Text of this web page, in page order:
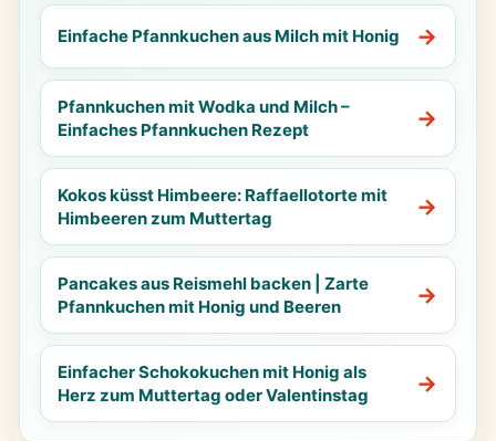
Einfache Pfannkuchen aus Milch mit Honig
Pfannkuchen mit Wodka und Milch –
Einfaches Pfannkuchen Rezept
Kokos küsst Himbeere: Raffaellotorte mit
Himbeeren zum Muttertag
Pancakes aus Reismehl backen | Zarte
Pfannkuchen mit Honig und Beeren
Einfacher Schokokuchen mit Honig als
Herz zum Muttertag oder Valentinstag